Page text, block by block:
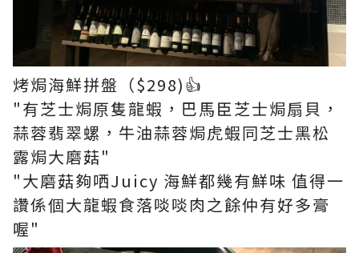
烤焗海鮮拼盤（$298)👍
"有芝士焗原隻龍蝦，巴馬臣芝士焗扇貝，
蒜蓉翡翠螺，牛油蒜蓉焗虎蝦同芝士黑松
露焗大磨菇"
"大磨菇夠哂Juicy 海鮮都幾有鮮味 值得一
讚係個大龍蝦食落啖啖肉之餘仲有好多膏
喔"